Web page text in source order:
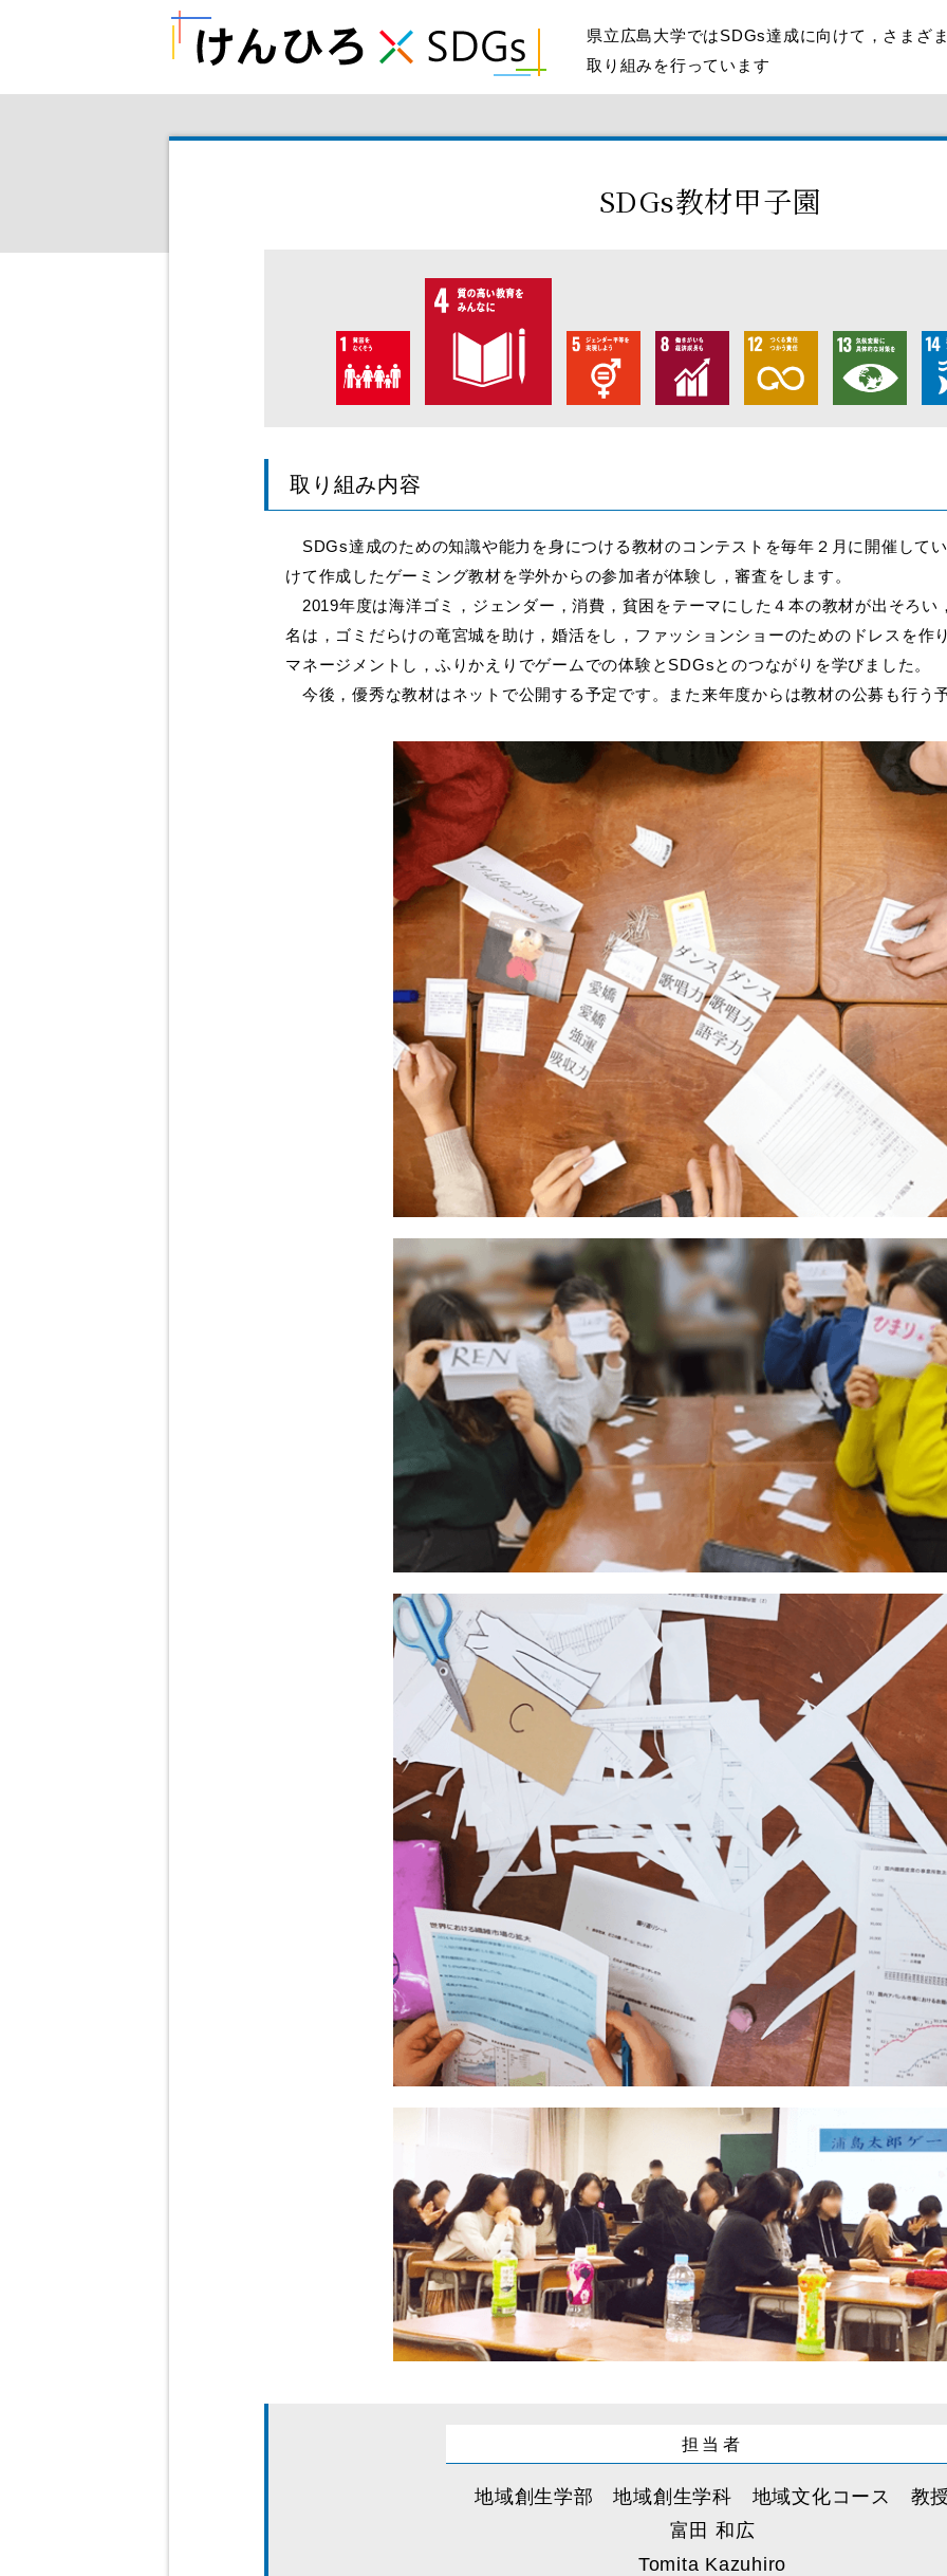
県立広島大学ではSDGs達成に向けて，さまざ
取り組みを行っています
SDGs教材甲子園
取り組み内容
SDGs達成のための知識や能力を身につける教材のコンテストを毎年２月に開催して
けて作成したゲーミング教材を学外からの参加者が体験し，審査をします。
2019年度は海洋ゴミ，ジェンダー，消費，貧困をテーマにした４本の教材が出そろい
名は，ゴミだらけの竜宮城を助け，婚活をし，ファッションショーのためのドレスを作
マネージメントし，ふりかえりでゲームでの体験とSDGsとのつながりを学びました。
今後，優秀な教材はネットで公開する予定です。また来年度からは教材の公募も行う
担当者
地域創生学部 地域創生学科 地域文化コース 教
富田 和広
Tomita Kazuhiro